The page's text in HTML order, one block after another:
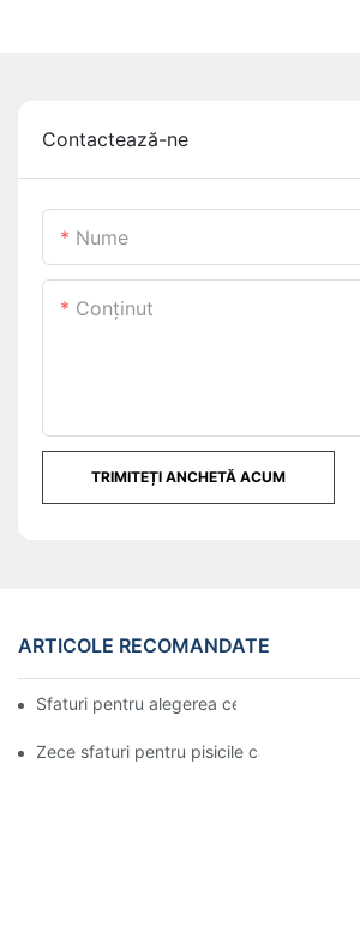
Contactează-ne
Nume
Conţinut
TRIMITEȚI ANCHETĂ ACUM
ARTICOLE RECOMANDATE
Sfaturi pentru alegerea celei mai bune
Zece sfaturi pentru pisicile care sunt